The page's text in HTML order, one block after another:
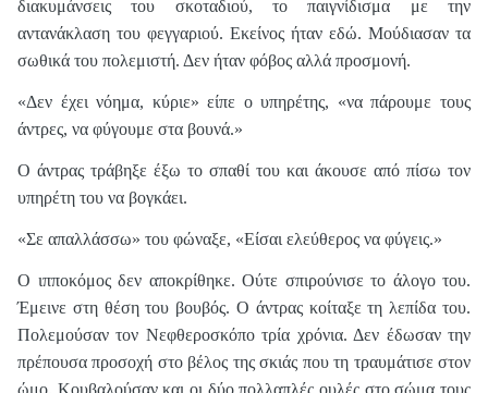
διακυμάνσεις του σκοταδιού, το παιγνίδισμα με την
αντανάκλαση του φεγγαριού. Εκείνος ήταν εδώ. Μούδιασαν τα
σωθικά του πολεμιστή. Δεν ήταν φόβος αλλά προσμονή.
«Δεν έχει νόημα, κύριε» είπε ο υπηρέτης, «να πάρουμε τους
άντρες, να φύγουμε στα βουνά.»
Ο άντρας τράβηξε έξω το σπαθί του και άκουσε από πίσω τον
υπηρέτη του να βογκάει.
«Σε απαλλάσσω» του φώναξε, «Είσαι ελεύθερος να φύγεις.»
Ο ιπποκόμος δεν αποκρίθηκε. Ούτε σπιρούνισε το άλογο του.
Έμεινε στη θέση του βουβός. Ο άντρας κοίταξε τη λεπίδα του.
Πολεμούσαν τον Νεφθεροσκόπο τρία χρόνια. Δεν έδωσαν την
πρέπουσα προσοχή στο βέλος της σκιάς που τη τραυμάτισε στον
ώμο. Κουβαλούσαν και οι δύο πολλαπλές ουλές στο σώμα τους